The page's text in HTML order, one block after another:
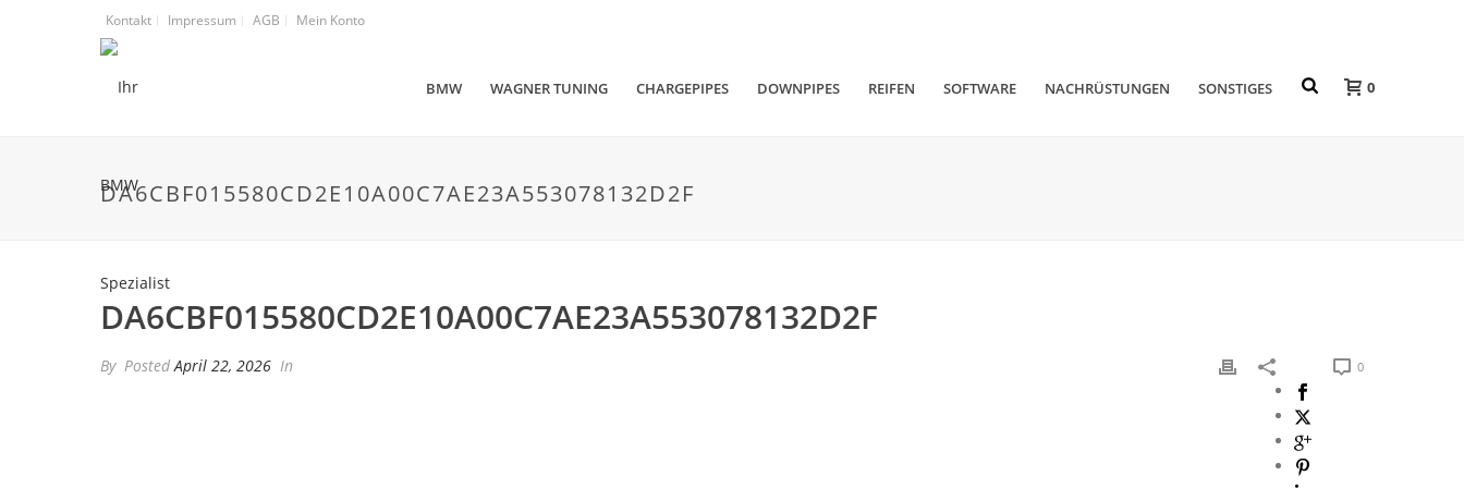
Kontakt Impressum AGB Mein Konto
BMW WAGNER TUNING CHARGEPIPES DOWNPIPES REIFEN SOFTWARE NACHRÜSTUNGEN SONSTIGES 0
DA6CBF015580CD2E10A00C7AE23A553078132D2F
DA6CBF015580CD2E10A00C7AE23A553078132D2F
By PostedApril 22, 2026 In 0